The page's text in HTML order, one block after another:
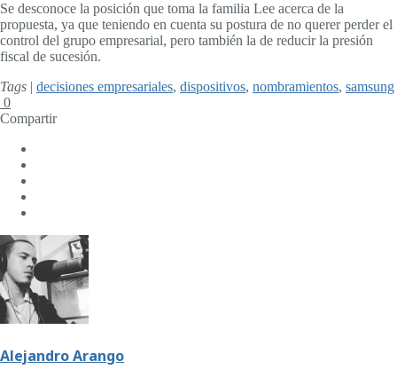
Se desconoce la posición que toma la familia Lee acerca de la
propuesta, ya que teniendo en cuenta su postura de no querer perder el
control del grupo empresarial, pero también la de reducir la presión
fiscal de sucesión.
Tags | decisiones empresariales, dispositivos, nombramientos, samsung
0
Compartir
Alejandro Arango